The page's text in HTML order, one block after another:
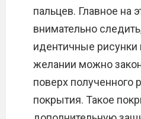
пальцев. Главное на
внимательно
идентичные
желании можно
поверх полученного
покрытия. Такое